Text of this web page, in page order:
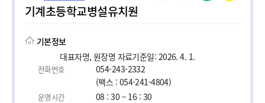
기계초등학교병설유치원
기본정보
대표자명, 원장명 자료기준일: 2026. 4. 1.
전화번호
054-243-2332
(팩스 : 054-241-4804)
운영시간 08 : 30 ~ 16 : 30